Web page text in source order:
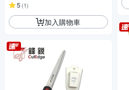
5 (1)
加入購物車